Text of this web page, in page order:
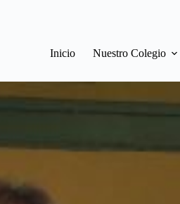
Inicio Nuestro Colegio